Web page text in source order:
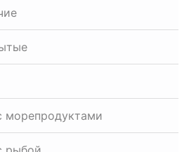
морепродуктами